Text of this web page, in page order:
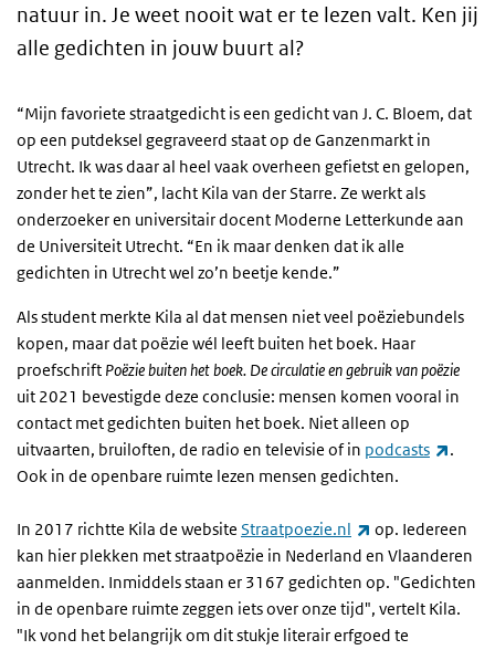
natuur in. Je weet nooit wat er te lezen valt. Ken jij
alle gedichten in jouw buurt al?
“Mijn favoriete straatgedicht is een gedicht van J. C. Bloem, dat
op een putdeksel gegraveerd staat op de Ganzenmarkt in
Utrecht. Ik was daar al heel vaak overheen gefietst en gelopen,
zonder het te zien”, lacht Kila van der Starre. Ze werkt als
onderzoeker en universitair docent Moderne Letterkunde aan
de Universiteit Utrecht. “En ik maar denken dat ik alle
gedichten in Utrecht wel zo’n beetje kende.”
Als student merkte Kila al dat mensen niet veel poëziebundels
kopen, maar dat poëzie wél leeft buiten het boek. Haar
proefschrift Poëzie buiten het boek. De circulatie en gebruik van poëzie
uit 2021 bevestigde deze conclusie: mensen komen vooral in
contact met gedichten buiten het boek. Niet alleen op
uitvaarten, bruiloften, de radio en televisie of in podcasts
.
Ook in de openbare ruimte lezen mensen gedichten.
In 2017 richtte Kila de website Straatpoezie.nl (externe link)
op. Iedereen
kan hier plekken met straatpoëzie in Nederland en Vlaanderen
aanmelden. Inmiddels staan er 3167 gedichten op. "Gedichten
in de openbare ruimte zeggen iets over onze tijd", vertelt Kila.
"Ik vond het belangrijk om dit stukje literair erfgoed te